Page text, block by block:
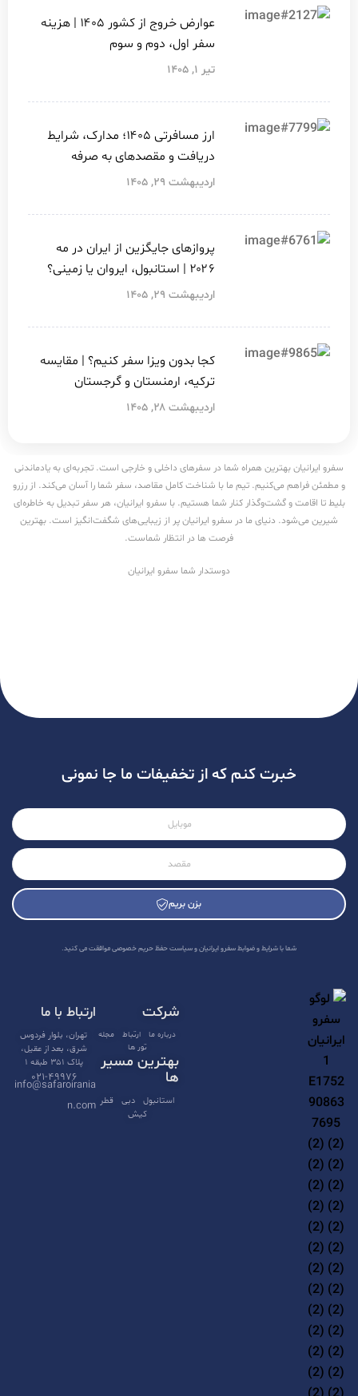
عوارض خروج از کشور ۱۴۰۵ | هزینه
سفر اول، دوم و سوم
تیر ۱, ۱۴۰۵
ارز مسافرتی ۱۴۰۵؛ مدارک، شرایط
دریافت و مقصدهای به صرفه
اردیبهشت ۲۹, ۱۴۰۵
پروازهای جایگزین از ایران در مه
۲۰۲۶ | استانبول، ایروان یا زمینی؟
اردیبهشت ۲۹, ۱۴۰۵
کجا بدون ویزا سفر کنیم؟ | مقایسه
ترکیه، ارمنستان و گرجستان
اردیبهشت ۲۸, ۱۴۰۵
سفرو ایرانیان بهترین همراه شما در سفرهای داخلی و خارجی است. تجربه‌ای به یادماندنی
و مطمئن فراهم می‌کنیم. تیم ما با شناخت کامل مقاصد، سفر شما را آسان می‌کند. از رزرو
بلیط تا اقامت و گشت‌وگذار کنار شما هستیم. با سفرو ایرانیان، هر سفر تبدیل به خاطره‌ای
شیرین می‌شود. دنیای ما در سفرو ایرانیان پر از زیبایی‌های شگفت‌انگیز است. بهترین
فرصت ها در انتظار شماست.
دوستدار شما سفرو ایرانیان
خبرت کنم که از تخفیفات ما جا نمونی
بزن بریم
e
n
t
i
e
:
شما با شرایط و ضوابط سفرو ایرانیان و سیاست حفظ حریم خصوصی موافقت می کنید.
شرکت
درباره ما ارتباط
مجله
تور ها
بهترین مسیر
ها
استانبول دبی
قطر
کیش
ارتباط با ما
تهران، بلوار فردوس
شرق، بعد از عقیل،
پلاک ۳۵۱ طبقه ۱
۰۲۱-۴۹۹۷۶
info@safaroirania
n.com